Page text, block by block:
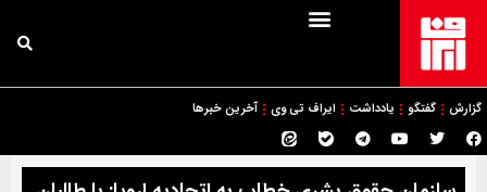
گزارش گفتگو یادداشت ایراف تی وی آخرین خبرها